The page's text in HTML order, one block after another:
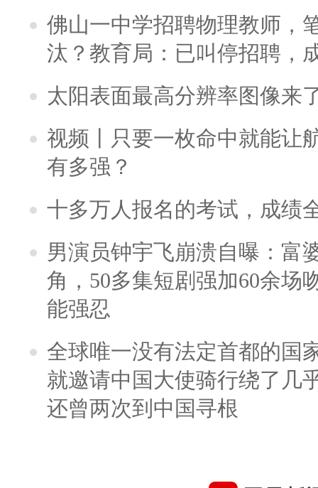
佛山一中学招聘物理教师，
汰？教育局：已叫停招聘，
太阳表面最高分辨率图像来
视频丨只要一枚命中就能让
有多强？
十多万人报名的考试，成绩
男演员钟宇飞崩溃自曝：富
角，50多集短剧强加60余场
能强忍
全球唯一没有法定首都的国
就邀请中国大使骑行绕了几
还曾两次到中国寻根